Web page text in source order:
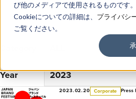
び他のメディアで使用されるものです
Cookieについての詳細は、 プライバシ
ご覧ください。
Year
2023.02.20 Corporate Press